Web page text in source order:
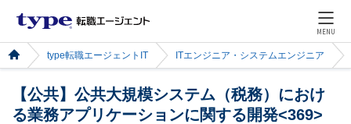
MENU
type転職エージェントIT ITエンジニア・システムエンジニア
【公共】公共大規模システム（税務）におけ
る業務アプリケーションに関する開発<369>